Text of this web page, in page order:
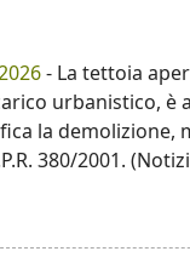
- La tettoia
urbanistico, è
la demolizione,
380/2001.